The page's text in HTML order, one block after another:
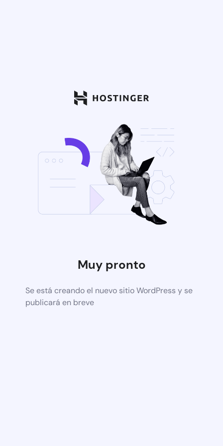
Muy pronto
Se está creando el nuevo sitio WordPress y se
publicará en breve